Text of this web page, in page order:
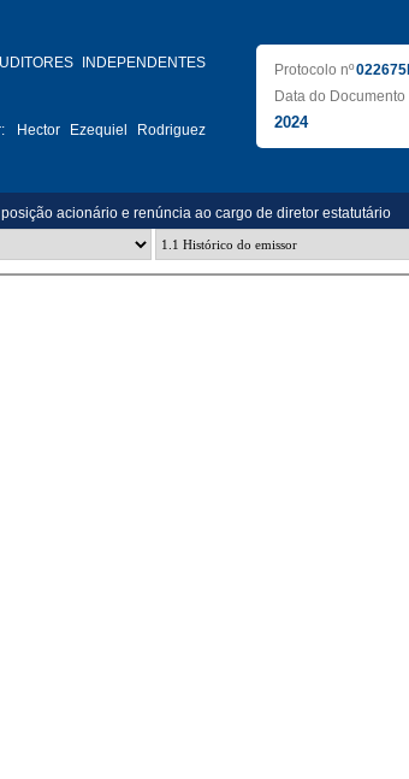
INDEPENDENTES
Hector Ezequiel Rodriguez
Protocolo nº
Data do Documento
2024
acionário e renúncia ao cargo de diretor estatutário